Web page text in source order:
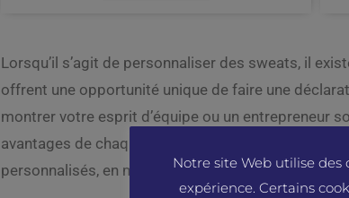
Lorsqu’il s’agit de personnaliser des sweats, il
offrent une opportunité unique de faire une
montrer votre esprit d’équipe ou un entrepreneur
avantages de chaque méthode. Dans cet article,
personnalisés, en mettant en évidence leurs
Notre site Web utilise
expérience. Certains